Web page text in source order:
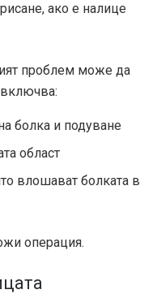
ако е налице
проблем може да
болка и подуване
област
влошават болката в
операция.